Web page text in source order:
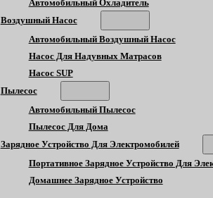
Автомобильный Охладитель
Воздушный Насос
Автомобильный Воздушный Насос
Насос Для Надувных Матрасов
Насос SUP
Пылесос
Автомобильный Пылесос
Пылесос Для Дома
Зарядное Устройство Для Электромобилей
Портативное Зарядное Устройство Для
Домашнее Зарядное Устройство